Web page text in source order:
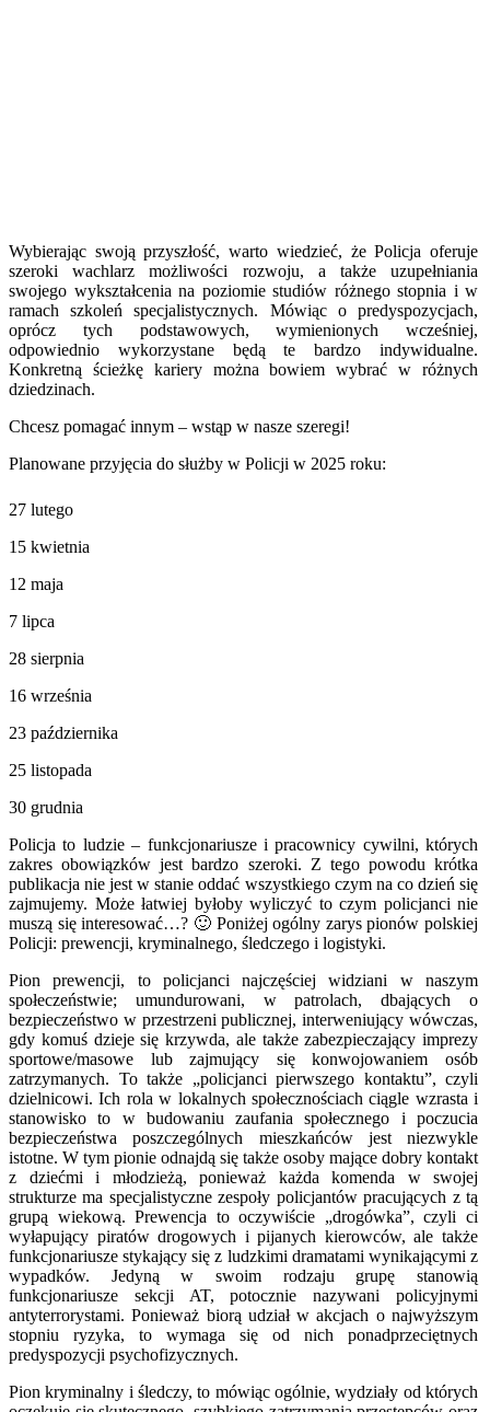
Wybierając swoją przyszłość, warto wiedzieć, że Policja oferuje
szeroki wachlarz możliwości rozwoju, a także uzupełniania
swojego wykształcenia na poziomie studiów różnego stopnia i w
ramach szkoleń specjalistycznych. Mówiąc o predyspozycjach,
oprócz tych podstawowych, wymienionych wcześniej,
odpowiednio wykorzystane będą te bardzo indywidualne.
Konkretną ścieżkę kariery można bowiem wybrać w różnych
dziedzinach.
Chcesz pomagać innym – wstąp w nasze szeregi!
Planowane przyjęcia do służby w Policji w 2025 roku:
27 lutego
15 kwietnia
12 maja
7 lipca
28 sierpnia
16 września
23 października
25 listopada
30 grudnia
Policja to ludzie – funkcjonariusze i pracownicy cywilni, których
zakres obowiązków jest bardzo szeroki. Z tego powodu krótka
publikacja nie jest w stanie oddać wszystkiego czym na co dzień się
zajmujemy. Może łatwiej byłoby wyliczyć to czym policjanci nie
muszą się interesować…? 🙂 Poniżej ogólny zarys pionów polskiej
Policji: prewencji, kryminalnego, śledczego i logistyki.
Pion prewencji, to policjanci najczęściej widziani w naszym
społeczeństwie; umundurowani, w patrolach, dbających o
bezpieczeństwo w przestrzeni publicznej, interweniujący wówczas,
gdy komuś dzieje się krzywda, ale także zabezpieczający imprezy
sportowe/masowe lub zajmujący się konwojowaniem osób
zatrzymanych. To także „policjanci pierwszego kontaktu”, czyli
dzielnicowi. Ich rola w lokalnych społecznościach ciągle wzrasta i
stanowisko to w budowaniu zaufania społecznego i poczucia
bezpieczeństwa poszczególnych mieszkańców jest niezwykle
istotne. W tym pionie odnajdą się także osoby mające dobry kontakt
z dziećmi i młodzieżą, ponieważ każda komenda w swojej
strukturze ma specjalistyczne zespoły policjantów pracujących z tą
grupą wiekową. Prewencja to oczywiście „drogówka”, czyli ci
wyłapujący piratów drogowych i pijanych kierowców, ale także
funkcjonariusze stykający się z ludzkimi dramatami wynikającymi z
wypadków. Jedyną w swoim rodzaju grupę stanowią
funkcjonariusze sekcji AT, potocznie nazywani policyjnymi
antyterrorystami. Ponieważ biorą udział w akcjach o najwyższym
stopniu ryzyka, to wymaga się od nich ponadprzeciętnych
predyspozycji psychofizycznych.
Pion kryminalny i śledczy, to mówiąc ogólnie, wydziały od których